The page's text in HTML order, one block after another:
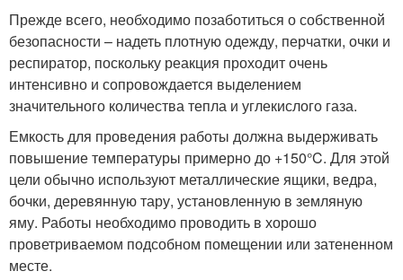
Прежде всего, необходимо позаботиться о собственной
безопасности – надеть плотную одежду, перчатки, очки и
респиратор, поскольку реакция проходит очень
интенсивно и сопровождается выделением
значительного количества тепла и углекислого газа.
Емкость для проведения работы должна выдерживать
повышение температуры примерно до +150°C. Для этой
цели обычно используют металлические ящики, ведра,
бочки, деревянную тару, установленную в земляную
яму. Работы необходимо проводить в хорошо
проветриваемом подсобном помещении или затененном
месте.